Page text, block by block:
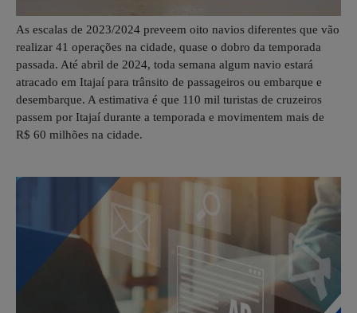
As escalas de 2023/2024 preveem oito navios diferentes que vão
realizar 41 operações na cidade, quase o dobro da temporada
passada. Até abril de 2024, toda semana algum navio estará
atracado em Itajaí para trânsito de passageiros ou embarque e
desembarque. A estimativa é que 110 mil turistas de cruzeiros
passem por Itajaí durante a temporada e movimentem mais de
R$ 60 milhões na cidade.